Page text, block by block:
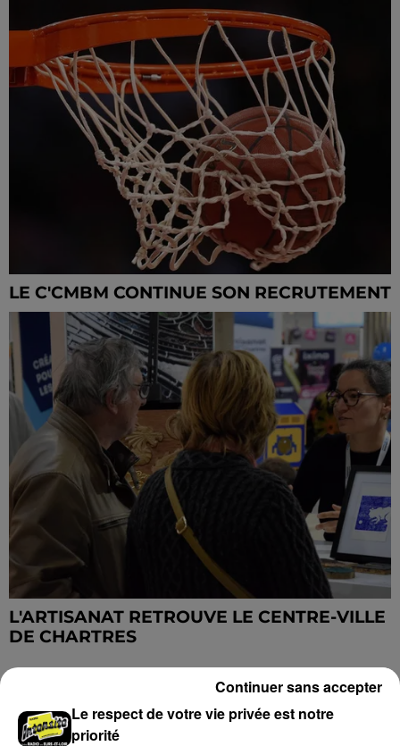
LE C'CMBM CONTINUE SON RECRUTEMENT
L'ARTISANAT RETROUVE LE CENTRE-VILLE
DE CHARTRES
Voir plus
Le respect de votre vie privée est notre
priorité
Continuer sans accepter